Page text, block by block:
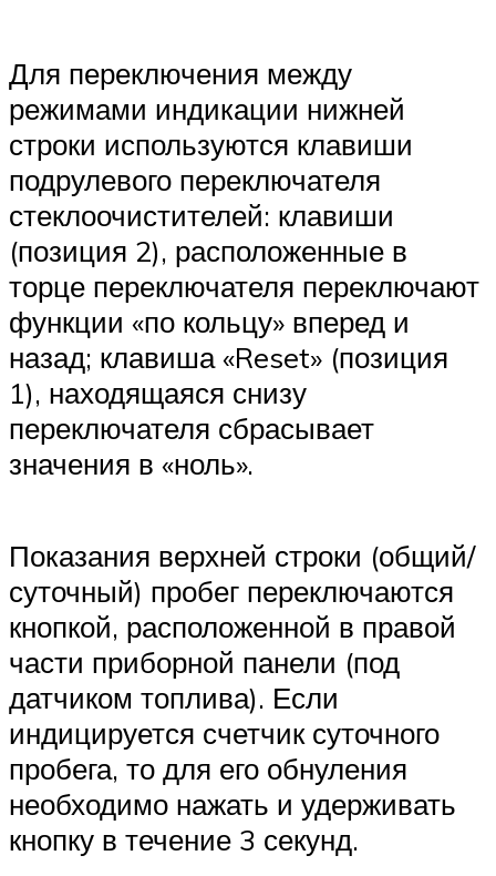
Для переключения между
режимами индикации нижней
строки используются клавиши
подрулевого переключателя
стеклоочистителей: клавиши
(позиция 2), расположенные в
торце переключателя переключают
функции «по кольцу» вперед и
назад; клавиша «Reset» (позиция
1), находящаяся снизу
переключателя сбрасывает
значения в «ноль».
Показания верхней строки (общий/
суточный) пробег переключаются
кнопкой, расположенной в правой
части приборной панели (под
датчиком топлива). Если
индицируется счетчик суточного
пробега, то для его обнуления
необходимо нажать и удерживать
кнопку в течение 3 секунд.